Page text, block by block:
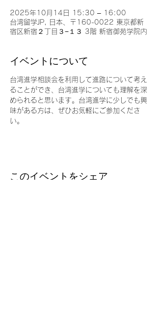
2025年10月14日 15:30 – 16:00
台湾留学JP, 日本、〒160-0022 東京都新
宿区新宿２丁目３−１３ 3階 新宿御苑学院内
イベントについて
台湾進学相談会を利用して進路について考え
ることができ、台湾進学についても理解を深
められると思います。台湾進学に少しでも興
味がある方は、ぜひお気軽にご参加くださ
い。
このイベントをシェア